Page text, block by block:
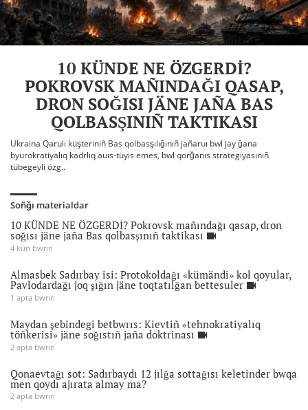
10 KÜNDE NE ÖZGERDİ?
POKROVSK MAÑINDAĞI QASAP,
DRON SOĞISI JÄNE JAÑA BAS
QOLBASŞINIÑ TAKTIKASI
Ukraina Qarulı küşteriniñ Bas qolbasşılığınıñ jañaruı bwl jay ğana
byurokratiyalıq kadrlıq auıs-tüyis emes, bwl qorğanıs strategiyasınıñ
tübegeyli özg..
Soñğı materialdar
10 KÜNDE NE ÖZGERDİ? Pokrovsk mañındağı qasap, dron
soğısı jäne jaña Bas qolbasşınıñ taktikası
4 kün bwrın
Almasbek Sadırbay isi: Protokoldağı «kümändi» kol qoyular,
Pavlodardağı joq şığın jäne toqtatılğan bettesuler
1 apta bwrın
Maydan şebindegi betbwrıs: Kievtiñ «tehnokratiyalıq
töñkerisi» jäne soğıstıñ jaña doktrinası
2 apta bwrın
Qonaevtağı sot: Sadırbaydı 12 jılğa sottağısı keletinder bwqa
men qoydı ajırata almay ma?
2 apta bwrın